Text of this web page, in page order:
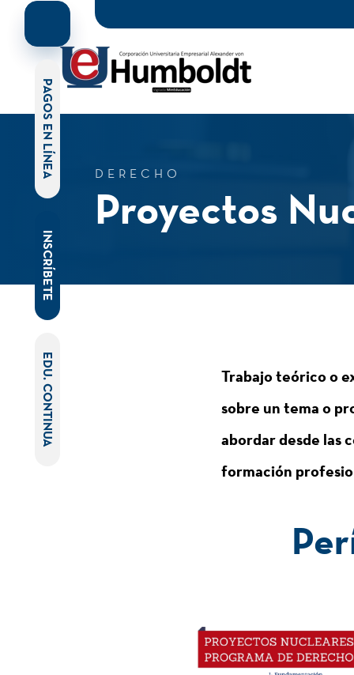
DERECHO
Proyectos
Trabajo teórico o
sobre un tema o
abordar desde las
formación
PAGOS EN LÍNEA
INSCRÍBETE
EDU. CONTINUA